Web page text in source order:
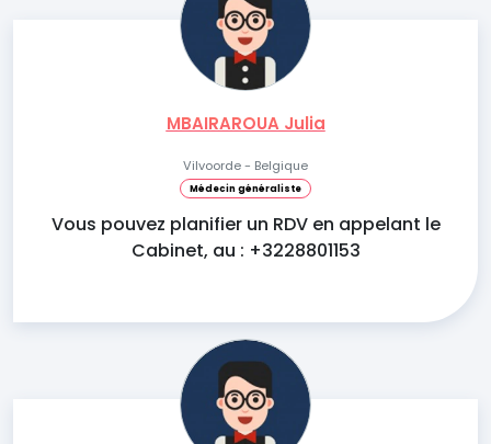
MBAIRAROUA Julia
Vilvoorde - Belgique
Médecin généraliste
Vous pouvez planifier un RDV en appelant le
Cabinet, au : +3228801153